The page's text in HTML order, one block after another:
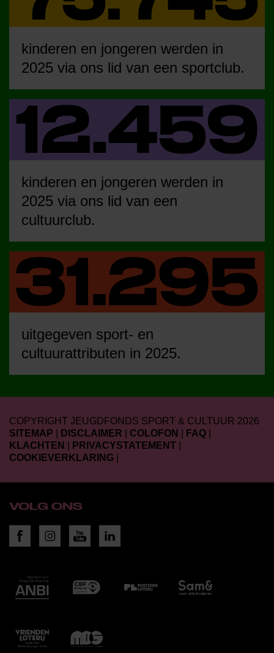
kinderen en jongeren werden in
2025 via ons lid van een sportclub.
kinderen en jongeren werden in
2025 via ons lid van een
cultuurclub.
uitgegeven sport- en
cultuurattributen in 2025.
COPYRIGHT JEUGDFONDS SPORT & CULTUUR 2026
SITEMAP
DISCLAIMER COLOFON FAQ
KLACHTEN
PRIVACYSTATEMENT
COOKIEVERKLARING
VOLG ONS